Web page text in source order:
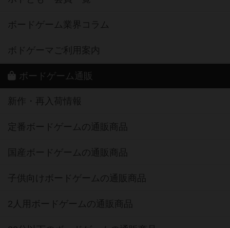
ボードゲーム業界コラム
ボドゲーマご利用案内
ボードゲーム通販
新作・再入荷情報
定番ボードゲームの通販商品
国産ボードゲームの通販商品
子供向けボードゲームの通販商品
2人用ボードゲームの通販商品